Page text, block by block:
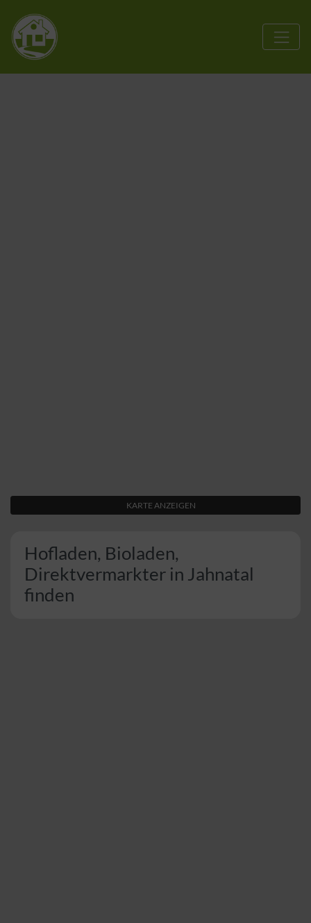
KARTE ANZEIGEN
Hofladen, Bioladen,
Direktvermarkter in Jahnatal
finden